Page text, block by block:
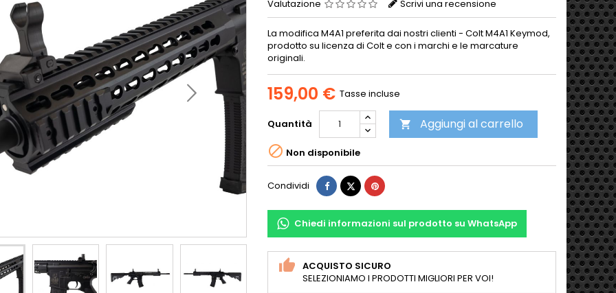
Valutazione Scrivi una recensione
La modifica M4A1 preferita dai nostri clienti - Colt M4A1 Keymod,
prodotto su licenza di Colt e con i marchi e le marcature
originali.
159,00 € Tasse incluse
Quantità  Aggiungi al carrello
 Non disponibile
Condividi CondividiTwittaPinterest
Chiedi informazioni sul prodotto su WhatsApp
ACQUISTO SICURO
SELEZIONIAMO I PRODOTTI MIGLIORI PER VOI!